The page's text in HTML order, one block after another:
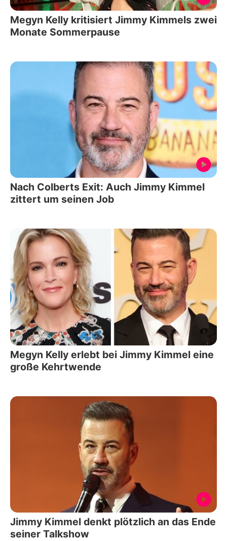
Megyn Kelly kritisiert Jimmy Kimmels zwei
Monate Sommerpause
Nach Colberts Exit: Auch Jimmy Kimmel
zittert um seinen Job
Megyn Kelly erlebt bei Jimmy Kimmel eine
große Kehrtwende
Jimmy Kimmel denkt plötzlich an das Ende
seiner Talkshow